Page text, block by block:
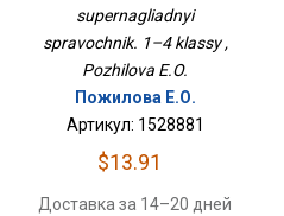
supernagliadnyi
spravochnik. 1–4 klassy ,
Pozhilova E.O.
Пожилова Е.О.
Артикул: 1528881
$13.91
Доставка за 14–20 дней